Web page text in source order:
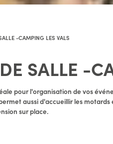
-CAMPING LES VALS
SALLE -
pour l'organisation de vos
aussi d'accueillir les
sur place.